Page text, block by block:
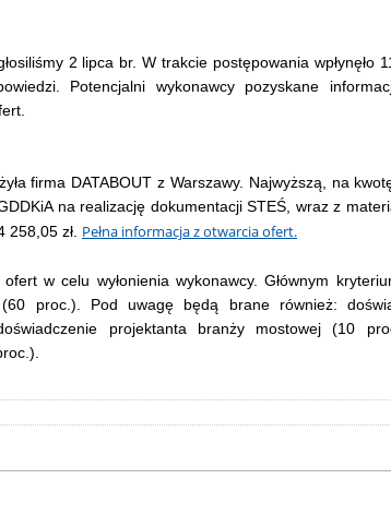
2 lipca br. W trakcie postępowania wpłynęło
Potencjalni wykonawcy pozyskane
firma DATABOUT z Warszawy. Najwyższą, na
na realizację dokumentacji STEŚ, wraz z
zł. Pełna informacja z otwarcia ofert.
w celu wyłonienia wykonawcy. Głównym
proc.). Pod uwagę będą brane również:
projektanta branży mostowej (10